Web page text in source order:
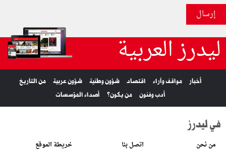
إرسال
ليدرز العربية
أخبار مواقف وآراء اقتصاد شؤون وطنية شؤون عربية
من التاريخ
أدب وفنون
من يكون؟ أصداء المؤسسات
في ليدرز
من نحن اتصل بنا خريطة الموقع